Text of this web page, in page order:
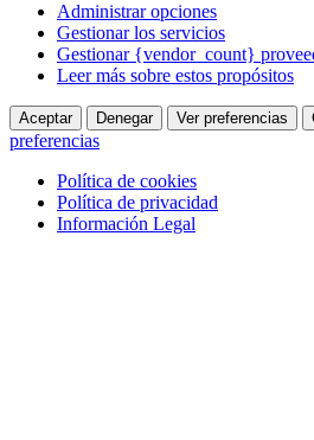
Administrar opciones
Gestionar los servicios
Gestionar {vendor_count}
Leer más sobre estos propósitos
Aceptar Denegar Ver preferencias
preferencias
Política de cookies
Política de privacidad
Información Legal